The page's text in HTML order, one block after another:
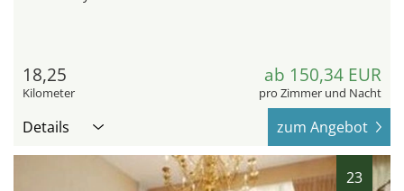
18,25
Kilometer
ab 150,34 EUR
pro Zimmer und Nacht
Details zum Angebot
23